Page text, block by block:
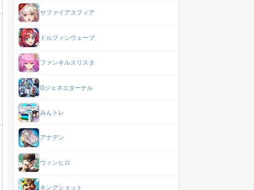
サファイアスフィア
ドルフィンウェーブ
ファンキルスリスタ
Gジェネエターナル
みんトレ
アナデン
ウィンヒロ
キングショット